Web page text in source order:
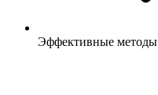
Эффективные методы